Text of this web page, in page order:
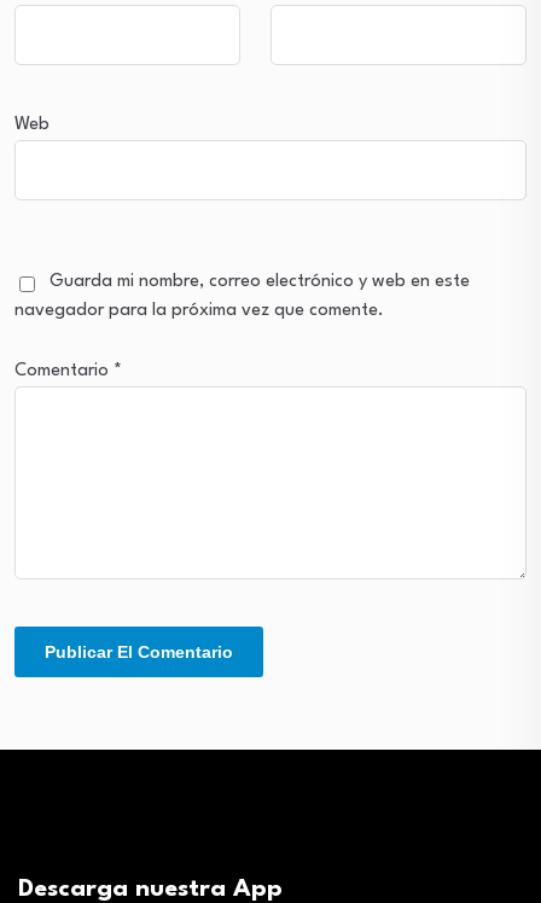
Web
Guarda mi nombre, correo electrónico y web en este
navegador para la próxima vez que comente.
Comentario *
Descarga nuestra App